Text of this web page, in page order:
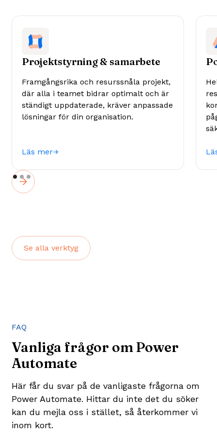
Projektstyrning & samarbete
Framgångsrika och resurssnåla projekt,
där alla i teamet bidrar optimalt och är
ständigt uppdaterade, kräver anpassade
lösningar för din organisation.
Läs mer
Se alla verktyg
FAQ
Vanliga frågor om Power
Automate
Här får du svar på de vanligaste frågorna om
Power Automate. Hittar du inte det du söker
kan du mejla oss i stället, så återkommer vi
inom kort.